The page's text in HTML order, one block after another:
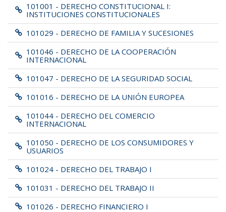
101001 - DERECHO CONSTITUCIONAL I:
INSTITUCIONES CONSTITUCIONALES
101029 - DERECHO DE FAMILIA Y SUCESIONES
101046 - DERECHO DE LA COOPERACIÓN
INTERNACIONAL
101047 - DERECHO DE LA SEGURIDAD SOCIAL
101016 - DERECHO DE LA UNIÓN EUROPEA
101044 - DERECHO DEL COMERCIO
INTERNACIONAL
101050 - DERECHO DE LOS CONSUMIDORES Y
USUARIOS
101024 - DERECHO DEL TRABAJO I
101031 - DERECHO DEL TRABAJO II
101026 - DERECHO FINANCIERO I